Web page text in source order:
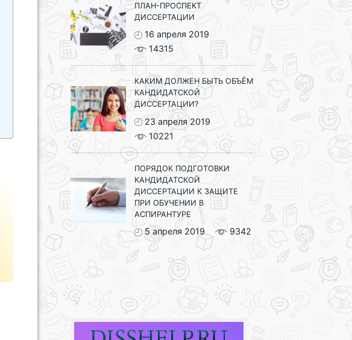
ПЛАН-ПРОСПЕКТ
ДИССЕРТАЦИИ
16 апреля 2019
14315
КАКИМ ДОЛЖЕН БЫТЬ ОБЪЁМ
КАНДИДАТСКОЙ
ДИССЕРТАЦИИ?
23 апреля 2019
10221
ПОРЯДОК ПОДГОТОВКИ
КАНДИДАТСКОЙ
ДИССЕРТАЦИИ К ЗАЩИТЕ
ПРИ ОБУЧЕНИИ В
АСПИРАНТУРЕ
5 апреля 2019 9342